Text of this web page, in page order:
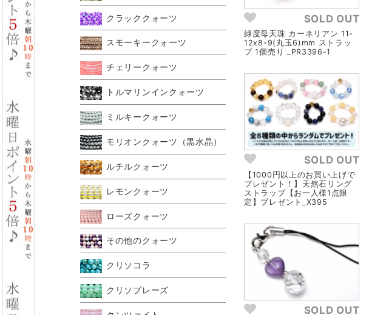
クラッククォーツ
スモーキークォーツ
チェリークォーツ
トルマリンインクォーツ
ミルキークォーツ
モリオンクォーツ（黒水晶）
ルチルクォーツ
レモンクォーツ
ローズクォーツ
その他のクォーツ
クリソコラ
クリソプレーズ
SOLD OUT
緑度母天珠 カーネリアン 11-
12x8-9(丸玉6)mm ストラッ
プ 1個売り _PR3396-1
SOLD OUT
【1000円以上のお買い上げで
プレゼント！】天然石リング
ストラップ【お一人様1点限
定】プレゼント_X395
SOLD OUT